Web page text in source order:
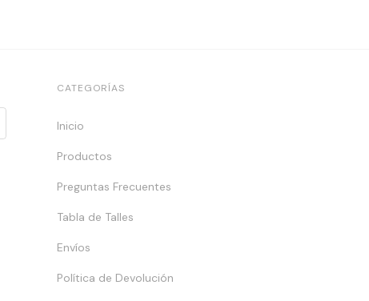
CATEGORÍAS
Inicio
Productos
Preguntas Frecuentes
Tabla de Talles
Envíos
Política de Devolución